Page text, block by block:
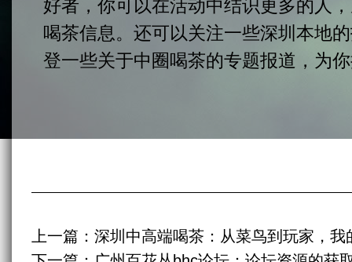
好者，你可以在活动中结识更多的人
喝茶信息。还可以关注一些深圳本地
登一些关于中圈喝茶的专题报道，为
上一篇： 深圳中高端喝茶：从菜鸟到玩家，我